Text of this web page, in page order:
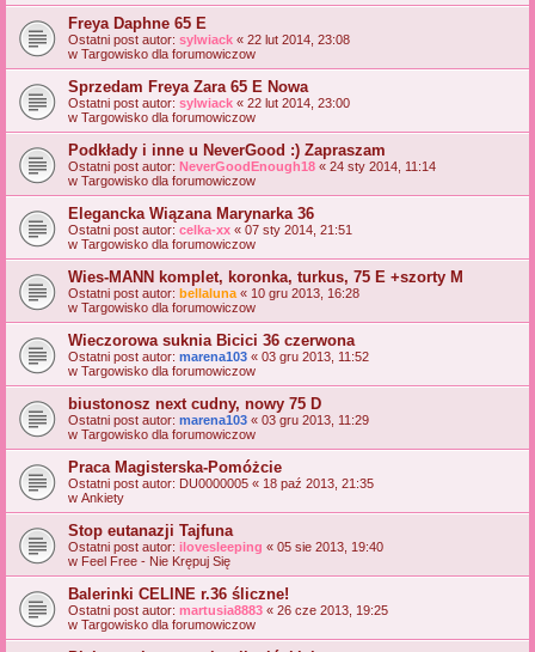
Freya Daphne 65 E
Ostatni post autor: sylwiack « 22 lut 2014, 23:08
w Targowisko dla forumowiczow
Sprzedam Freya Zara 65 E Nowa
Ostatni post autor: sylwiack « 22 lut 2014, 23:00
w Targowisko dla forumowiczow
Podkłady i inne u NeverGood :) Zapraszam
Ostatni post autor: NeverGoodEnough18 « 24 sty 2014, 11:14
w Targowisko dla forumowiczow
Elegancka Wiązana Marynarka 36
Ostatni post autor: celka-xx « 07 sty 2014, 21:51
w Targowisko dla forumowiczow
Wies-MANN komplet, koronka, turkus, 75 E +szorty M
Ostatni post autor: bellaluna « 10 gru 2013, 16:28
w Targowisko dla forumowiczow
Wieczorowa suknia Bicici 36 czerwona
Ostatni post autor: marena103 « 03 gru 2013, 11:52
w Targowisko dla forumowiczow
biustonosz next cudny, nowy 75 D
Ostatni post autor: marena103 « 03 gru 2013, 11:29
w Targowisko dla forumowiczow
Praca Magisterska-Pomóżcie
Ostatni post autor: DU0000005 « 18 paź 2013, 21:35
w Ankiety
Stop eutanazji Tajfuna
Ostatni post autor: ilovesleeping « 05 sie 2013, 19:40
w Feel Free - Nie Krępuj Się
Balerinki CELINE r.36 śliczne!
Ostatni post autor: martusia8883 « 26 cze 2013, 19:25
w Targowisko dla forumowiczow